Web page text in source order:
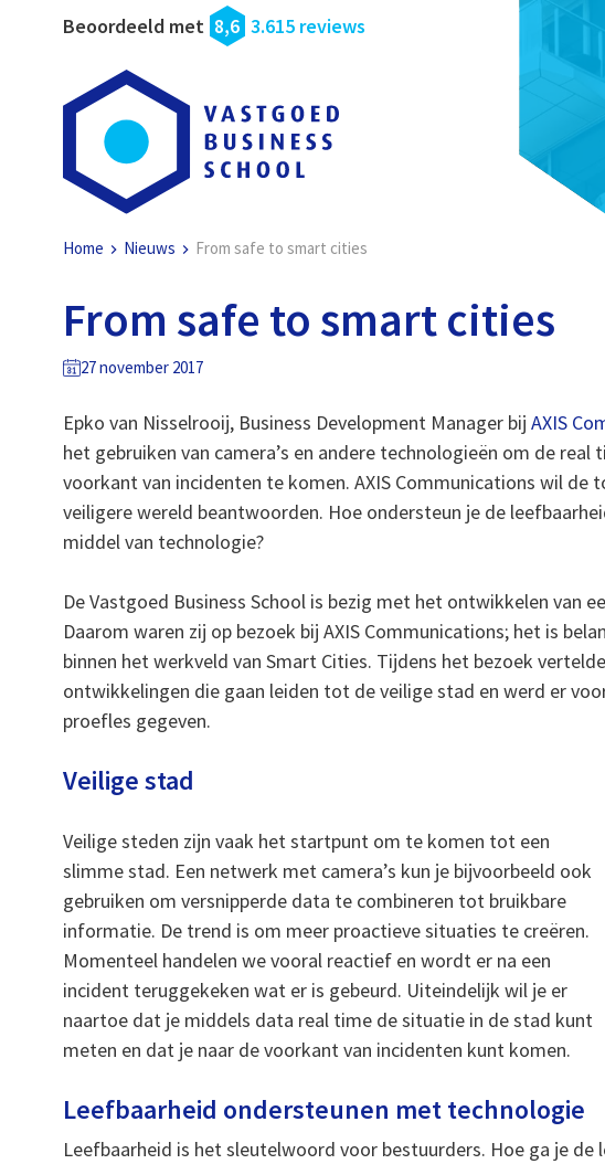
Beoordeeld met 8,6 3.615 reviews
Home Nieuws From safe to smart cities
From safe to smart cities
27 november 2017
Epko van Nisselrooij, Business Development Manager bijAXIS
het gebruiken van camera’s en andere technologieën om de
voorkant van incidenten te komen. AXIS Communications wil de
veiligere wereld beantwoorden. Hoe ondersteun je de
middel van technologie?
De Vastgoed Business School is bezig met het ontwikkelen van
Daarom waren zij op bezoek bij AXIS Communications; het is
binnen het werkveld van Smart Cities. Tijdens het bezoek
ontwikkelingen die gaan leiden tot de veilige stad en werd er
proefles gegeven.
Veilige stad
Veilige steden zijn vaak het startpunt om te komen tot een
slimme stad. Een netwerk met camera’s kun je bijvoorbeeld ook
gebruiken om versnipperde data te combineren tot bruikbare
informatie. De trend is om meer proactieve situaties te creëren.
Momenteel handelen we vooral reactief en wordt er na een
incident teruggekeken wat er is gebeurd. Uiteindelijk wil je er
naartoe dat je middels data real time de situatie in de stad kunt
meten en dat je naar de voorkant van incidenten kunt komen.
Leefbaarheid ondersteunen met technologie
Leefbaarheid is het sleutelwoord voor bestuurders. Hoe ga je de